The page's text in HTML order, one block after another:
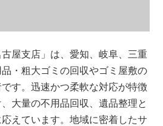
古屋支店」は、愛知、岐阜、三重
・粗大ゴミの回収やゴミ屋敷の
す。迅速かつ柔軟な対応が特徴
大量の不用品回収、遺品整理と
えています。地域に密着したサ